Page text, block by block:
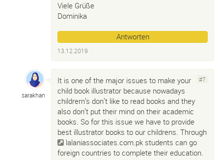
Viele Grüße
Dominika
Antworten
13.12.2019
sarakhan
#7
It is one of the major issues to make your
child book illustrator because nowadays
childrern’s don’t like to read books and they
also don’t put their mind on their academic
books. So for this issue we have to provide
best illustrator books to our childrens. Through
lalaniassociates.com.pk students can go
foreign countries to complete their education.